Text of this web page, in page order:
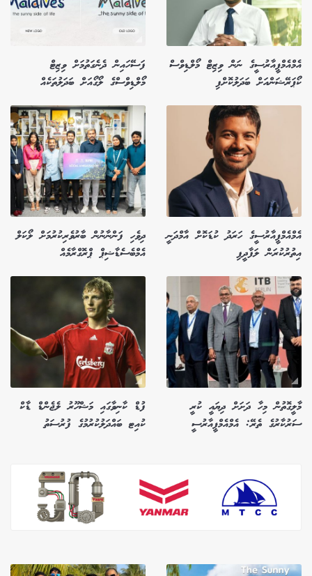
އެމްއެމްޕީއާރުސީގެ ނަން ވިޒިޓް މޯލްޑިވްސް
ކޯޕަރޭޝަންއަށް ބަދަލުކޮށްފި
ފަސޭހައިން ދެނެގަތުމަށް ވިޒިޓް
މޯލްޑިވްސްގެ ލޯގޯއަށް ބަދަލުތަކެއް
އެމްއެމްޕީއާރުސީގެ ހަރަދު ކުޑަކޮށް އާމްދަނީ
އިތުރުކުރަން ލަފާދީފި
ދިވެހި ފަންނާނުން ބާރުވެރިކުރުމަށް ލޯކަލް
އެމްބެސެޑާޝިޕް ޕްރޮގްރާމެއް
މާލީގޮތުން މިހާ ދަށަށް ދިޔައީ ކުރީ
ސަރުކާރުގެ ތެރޭ: އެމްއެމްޕީއާރުސީ
ފުޑް ކާނިވާގައި މަޝްހޫރު ލެޖެންޑް ޑާކް
ކުއިޓ ބައްދަލުކުރުމުގެ ފުރުސަތު